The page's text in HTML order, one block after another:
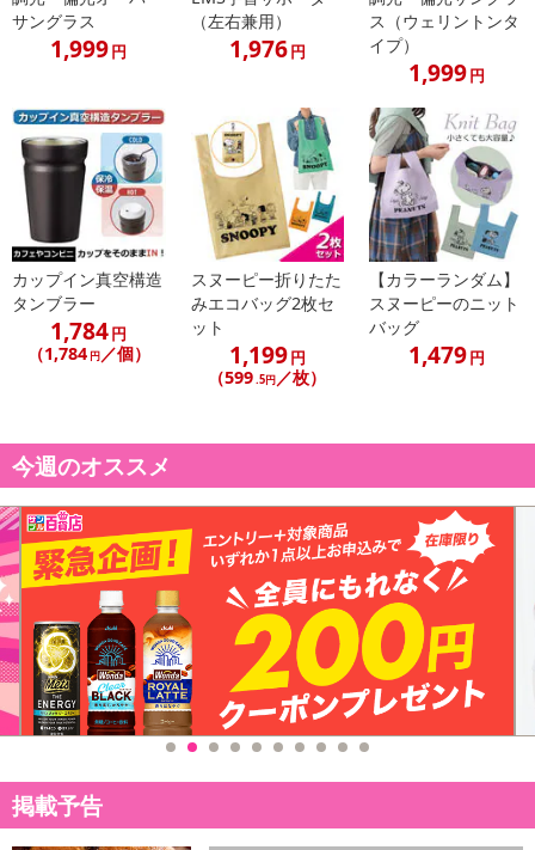
サングラス
1,999円
（左右兼用）
1,976円
ス（ウェリントンタ
イプ）
1,999円
カップイン真空構造
タンブラー
1,784円
（1,784 円／個）
スヌーピー折りたた
みエコバッグ2枚セ
ット
1,199円
（599 .5円 ／枚）
【カラーランダム】
スヌーピーのニット
バッグ
1,479円
今週のオススメ
掲載予告